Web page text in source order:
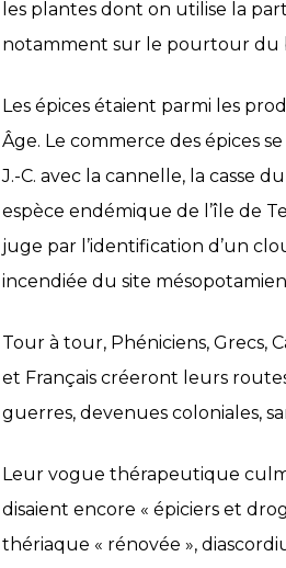
les plantes dont on utilise la
notamment sur le pourtour du
Les épices étaient parmi les
Âge. Le commerce des épices
J.-C. avec la cannelle, la casse
espèce endémique de l’île de
juge par l’identification d’un
incendiée du site
Tour à tour, Phéniciens, Grecs,
et Français créeront leurs
guerres, devenues coloniales,
Leur vogue thérapeutique
disaient encore « épiciers et
thériaque « rénovée »,